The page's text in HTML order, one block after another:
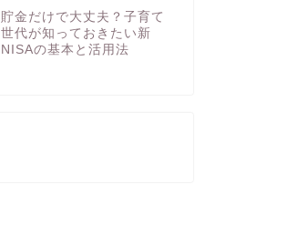
貯金だけで大丈夫？子育て
世代が知っておきたい新
NISAの基本と活用法